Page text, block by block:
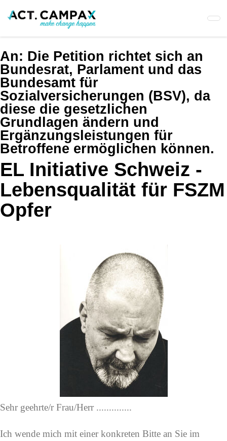
An: Die Petition richtet sich an
Bundesrat, Parlament und das
Bundesamt für
Sozialversicherungen (BSV), da
diese die gesetzlichen
Grundlagen ändern und
Ergänzungsleistungen für
Betroffene ermöglichen können.
EL Initiative Schweiz -
Lebensqualität für FSZM
Opfer
Sehr geehrte/r Frau/Herr ..............
Ich wende mich mit einer konkreten Bitte an Sie im